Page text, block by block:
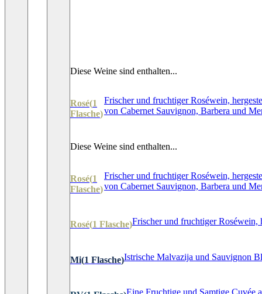
Diese Weine sind enthalten...
Rosé(1
Flasche)
Frischer und fruchtiger Roséwein,
von Cabernet Sauvignon, Barbera und
Diese Weine sind enthalten...
Rosé(1
Flasche)
Frischer und fruchtiger Roséwein,
von Cabernet Sauvignon, Barbera und
Rosé(1 Flasche)Frischer und fruchtiger Roséwein,
Mi(1 Flasche)Istrische Malvazija und Sauvignon